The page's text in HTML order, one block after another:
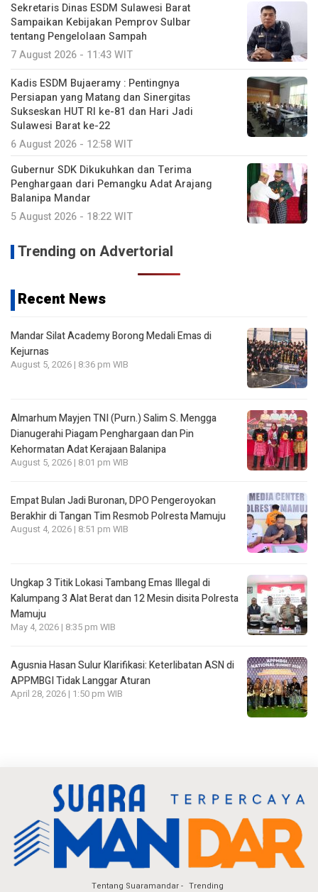
Sekretaris Dinas ESDM Sulawesi Barat
Sampaikan Kebijakan Pemprov Sulbar
tentang Pengelolaan Sampah
7 August 2026 - 11:43 WIT
Kadis ESDM Bujaeramy : Pentingnya
Persiapan yang Matang dan Sinergitas
Sukseskan HUT RI ke-81 dan Hari Jadi
Sulawesi Barat ke-22
6 August 2026 - 12:58 WIT
Gubernur SDK Dikukuhkan dan Terima
Penghargaan dari Pemangku Adat Arajang
Balanipa Mandar
5 August 2026 - 18:22 WIT
Trending on Advertorial
Recent News
Mandar Silat Academy Borong Medali Emas di
Kejurnas
August 5, 2026 | 8:36 pm WIB
Almarhum Mayjen TNI (Purn.) Salim S. Mengga
Dianugerahi Piagam Penghargaan dan Pin
Kehormatan Adat Kerajaan Balanipa
August 5, 2026 | 8:01 pm WIB
Empat Bulan Jadi Buronan, DPO Pengeroyokan
Berakhir di Tangan Tim Resmob Polresta Mamuju
August 4, 2026 | 8:51 pm WIB
Ungkap 3 Titik Lokasi Tambang Emas Illegal di
Kalumpang 3 Alat Berat dan 12 Mesin disita Polresta
Mamuju
May 4, 2026 | 8:35 pm WIB
Agusnia Hasan Sulur Klarifikasi: Keterlibatan ASN di
APPMBGI Tidak Langgar Aturan
April 28, 2026 | 1:50 pm WIB
Tentang Suaramandar Trending